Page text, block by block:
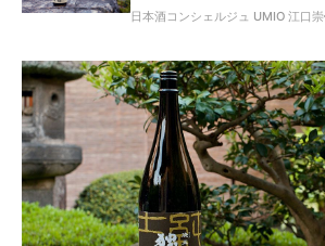
日本酒コンシェルジュ UMIO 江口崇